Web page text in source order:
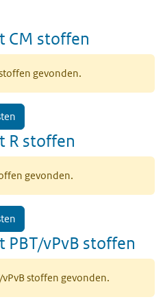
CM stoffen
gevonden.
R stoffen
gevonden.
PBT/vPvB stoffen
stoffen gevonden.